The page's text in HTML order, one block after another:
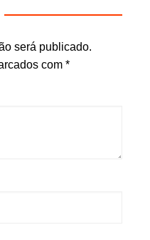
será publicado.
com *